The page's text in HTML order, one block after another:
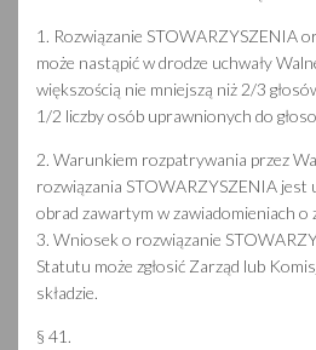
1. Rozwiązanie STOWARZYSZENIA
może nastąpić w drodze uchwały
większością nie mniejszą niż 2/3
1/2 liczby osób uprawnionych do
2. Warunkiem rozpatrywania przez
rozwiązania STOWARZYSZENIA jest
obrad zawartym w zawiadomieniach o
3. Wniosek o rozwiązanie
Statutu może zgłosić Zarząd lub
składzie.
§ 41.